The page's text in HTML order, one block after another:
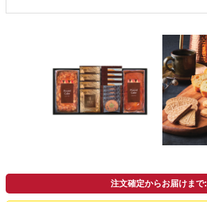
無料サンプル・資料請求
お問合せ
注文確定からお届けまで: